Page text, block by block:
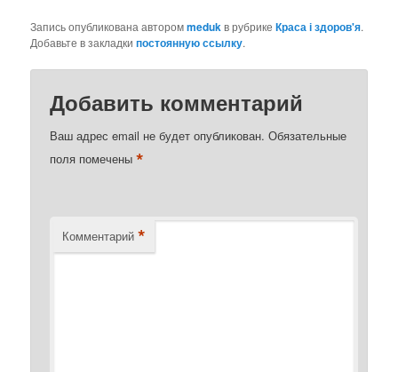
Запись опубликована авторомmedukв рубрикеКраса і здоров'я.
Добавьте в закладкипостоянную ссылку.
Добавить комментарий
Ваш адрес email не будет опубликован. Обязательные
поля помечены*
Комментарий *